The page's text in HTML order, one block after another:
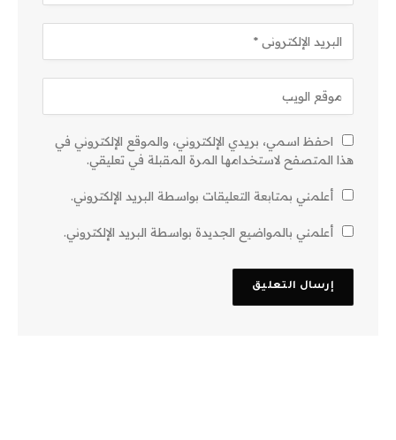
احفظ اسمي، بريدي الإلكتروني، والموقع الإلكتروني في
هذا المتصفح لاستخدامها المرة المقبلة في تعليقي.
أعلمني بمتابعة التعليقات بواسطة البريد الإلكتروني.
أعلمني بالمواضيع الجديدة بواسطة البريد الإلكتروني.